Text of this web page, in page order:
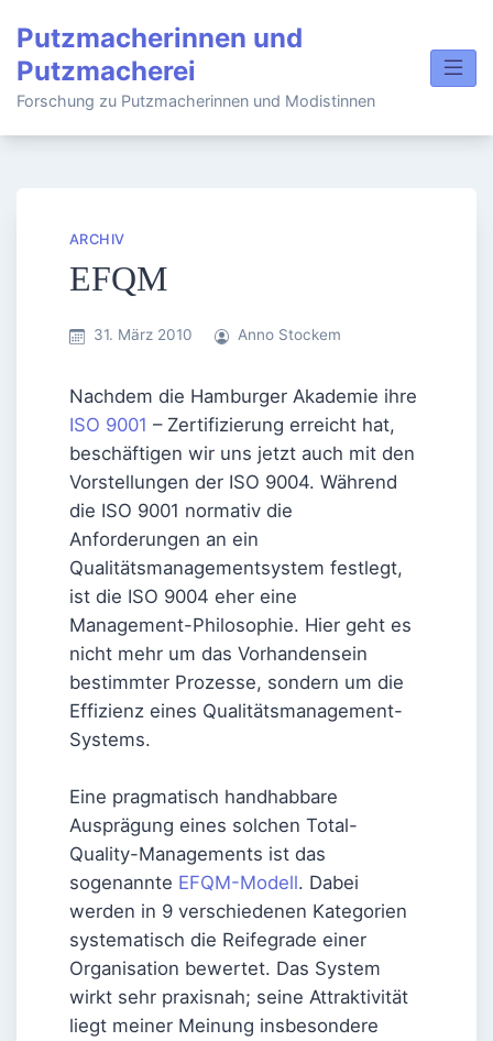
content
Putzmacherinnen und
Putzmacherei
Forschung zu Putzmacherinnen und Modistinnen
ARCHIV
EFQM
31. März 2010 Anno Stockem
Nachdem die Hamburger Akademie ihre
ISO 9001 – Zertifizierung erreicht hat,
beschäftigen wir uns jetzt auch mit den
Vorstellungen der ISO 9004. Während
die ISO 9001 normativ die
Anforderungen an ein
Qualitätsmanagementsystem festlegt,
ist die ISO 9004 eher eine
Management-Philosophie. Hier geht es
nicht mehr um das Vorhandensein
bestimmter Prozesse, sondern um die
Effizienz eines Qualitätsmanagement-
Systems.
Eine pragmatisch handhabbare
Ausprägung eines solchen Total-
Quality-Managements ist das
sogenannte EFQM-Modell. Dabei
werden in 9 verschiedenen Kategorien
systematisch die Reifegrade einer
Organisation bewertet. Das System
wirkt sehr praxisnah; seine Attraktivität
liegt meiner Meinung insbesondere